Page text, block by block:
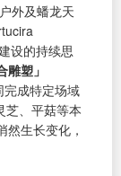
外及蟠龙天
设的持续思
雕塑」
完成特定场域
芝、平菇等本
生长变化，